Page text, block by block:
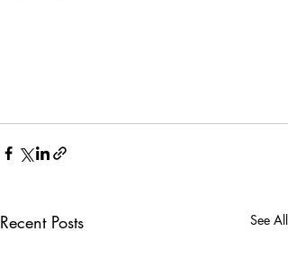
Recent Posts See All